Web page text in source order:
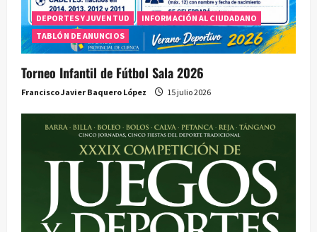
DEPORTES Y JUVENTUD
INFORMACIÓN AL CIUDADANO
TABLÓN DE ANUNCIOS
Torneo Infantil de Fútbol Sala 2026
Francisco Javier Baquero López 15 julio 2026